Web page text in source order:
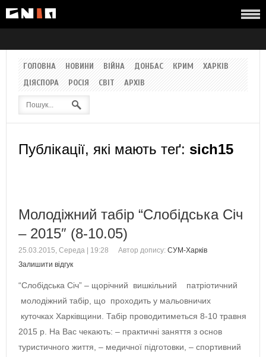
ГОЛОВНА НОВИНИ ВІЙНА ДОНБАС КРИМ
ХАРКІВ
ДІЯСПОРА
РОСІЯ СВІТ АРХІВ
Публікації, які мають теґ: sich15
Молодіжний табір “Слобідська Січ
– 2015″ (8-10.05)
25.03.2015, Середа | 19:28 Автор допису: СУМ-Харків
Залишити відгук
“Слобідська Січ” – щорічний вишкільний патріотичний
молодіжний табір, що проходить у мальовничих
куточках Харківщини. Табір проводитиметься 8-10 травня
2015 р. На Вас чекають: – практичні заняття з основ
туристичного життя, – медичної підготовки, – спортивний